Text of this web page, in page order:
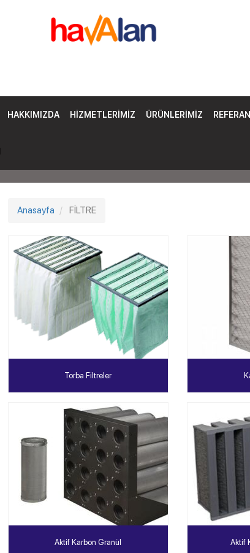
HAKKIMIZDA HIZMETLERIMIZ ÜRÜNLERIMIZ
Anasayfa FİLTRE
Torba Filtreler
Aktif Karbon Granül Aktif